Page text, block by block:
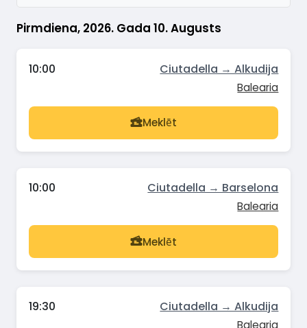
Pirmdiena, 2026. Gada 10. Augusts
10:00 Ciutadella → Alkudija
Balearia
Meklēt
10:00 Ciutadella → Barselona
Balearia
Meklēt
19:30 Ciutadella → Alkudija